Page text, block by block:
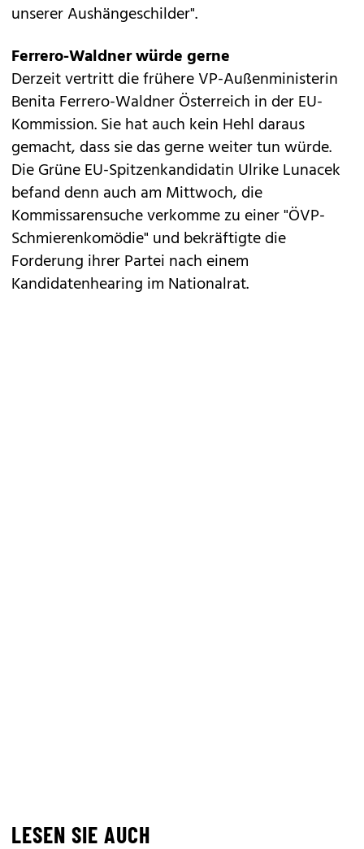
unserer Aushängeschilder".
Ferrero-Waldner würde gerne
Derzeit vertritt die frühere VP-Außenministerin
Benita Ferrero-Waldner Österreich in der EU-
Kommission. Sie hat auch kein Hehl daraus
gemacht, dass sie das gerne weiter tun würde.
Die Grüne EU-Spitzenkandidatin Ulrike Lunacek
befand denn auch am Mittwoch, die
Kommissarensuche verkomme zu einer "ÖVP-
Schmierenkomödie" und bekräftigte die
Forderung ihrer Partei nach einem
Kandidatenhearing im Nationalrat.
LESEN SIE AUCH